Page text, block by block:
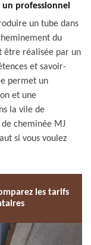
professionnel
un tube dans
du
être réalisée par un
et savoir-
permet un
et une
la vile de
de cheminée MJ
si vous voulez
les tarifs